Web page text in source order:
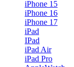
iPhone 15
iPhone 16
iPhone 17
iPad
IPad
iPad Air
iPad Pro